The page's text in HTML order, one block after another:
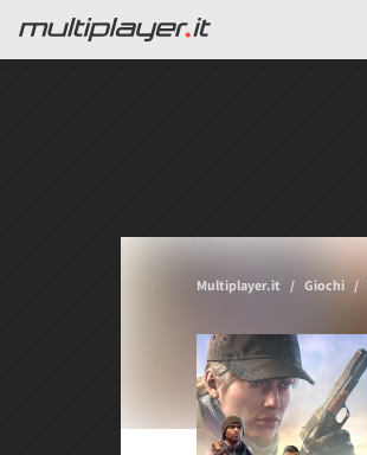
Multiplayer.it Giochi